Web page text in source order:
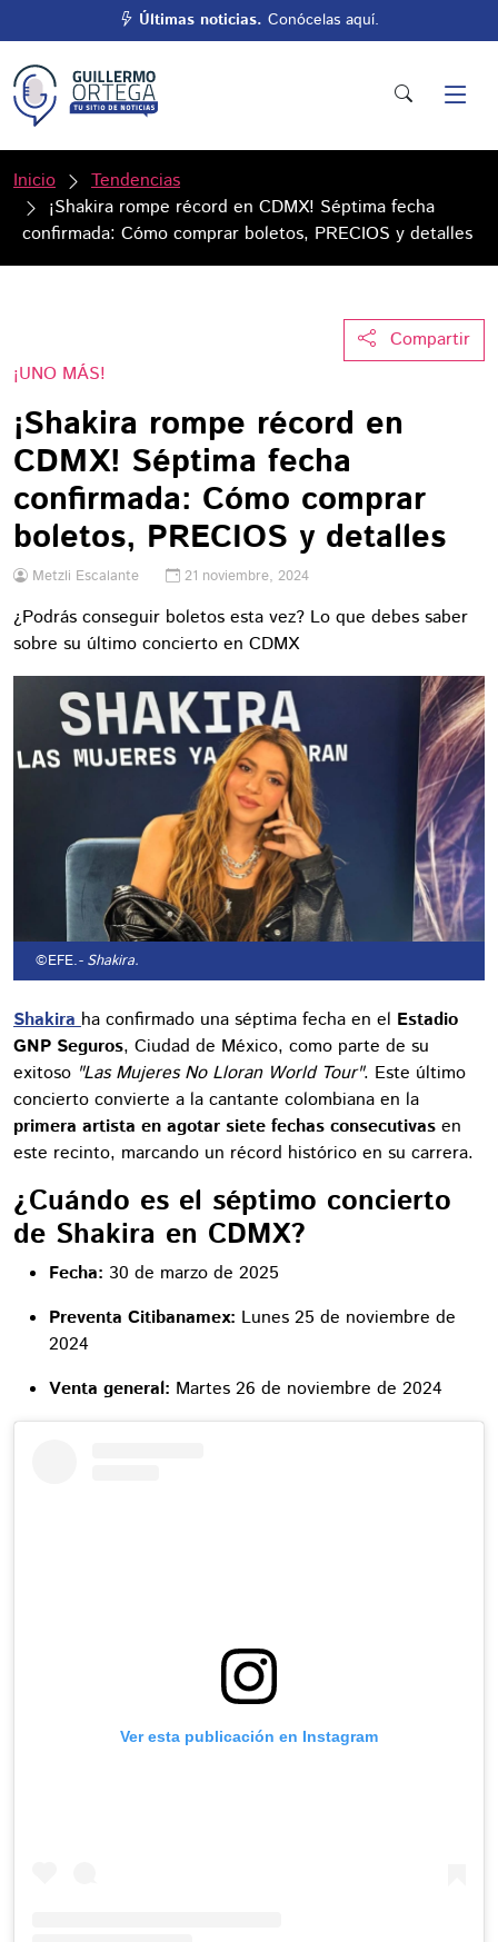
Últimas noticias. Conócelas aquí.
Inicio
Tendencias
¡Shakira rompe récord en CDMX! Séptima fecha
confirmada: Cómo comprar boletos, PRECIOS y detalles
Compartir
¡UNO MÁS!
¡Shakira rompe récord en
CDMX! Séptima fecha
confirmada: Cómo comprar
boletos, PRECIOS y detalles
Metzli Escalante 21 noviembre, 2024
¿Podrás conseguir boletos esta vez? Lo que debes saber
sobre su último concierto en CDMX
©EFE.- Shakira.
Shakira ha confirmado una séptima fecha en el Estadio
GNP Seguros, Ciudad de México, como parte de su
exitoso "Las Mujeres No Lloran World Tour". Este último
concierto convierte a la cantante colombiana en la
primera artista en agotar siete fechas consecutivas en
este recinto, marcando un récord histórico en su carrera.
¿Cuándo es el séptimo concierto
de Shakira en CDMX?
Fecha: 30 de marzo de 2025
Preventa Citibanamex: Lunes 25 de noviembre de
2024
Venta general: Martes 26 de noviembre de 2024
Ver esta publicación en Instagram